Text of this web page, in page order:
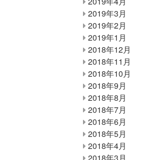
2019年3月
2019年2月
2019年1月
2018年12月
2018年11月
2018年10月
2018年9月
2018年8月
2018年7月
2018年6月
2018年5月
2018年4月
2018年3月